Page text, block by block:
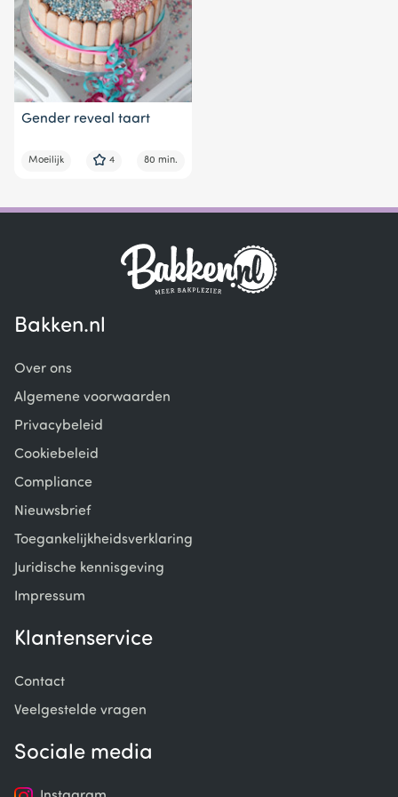
Gender reveal taart
Moeilijk 4 80 min.
Bakken.nl
Over ons
Algemene voorwaarden
Privacybeleid
Cookiebeleid
Compliance
Nieuwsbrief
Toegankelijkheidsverklaring
Juridische kennisgeving
Impressum
Klantenservice
Contact
Veelgestelde vragen
Sociale media